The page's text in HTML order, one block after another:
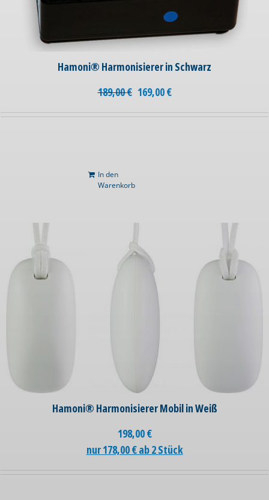
Hamoni® Harmonisierer in Schwarz
189,00€ 169,00€
In den
Warenkorb
Hamoni® Harmonisierer Mobil in Weiß
198,00€
nur 178,00 € ab 2 Stück